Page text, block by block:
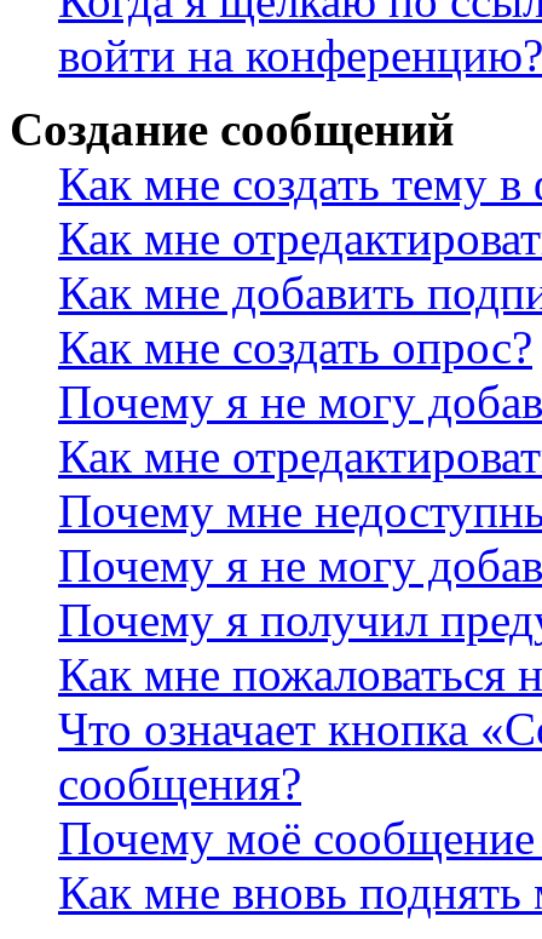
войти на конференцию?
Создание сообщений
Как мне создать тему
Как мне
Как мне добавить
Как мне создать опрос?
Почему я не могу
Как мне
Почему мне
Почему я не могу
Почему я получил
Как мне пожаловаться
Что означает кнопка
сообщения?
Почему моё сообщение
Как мне вновь